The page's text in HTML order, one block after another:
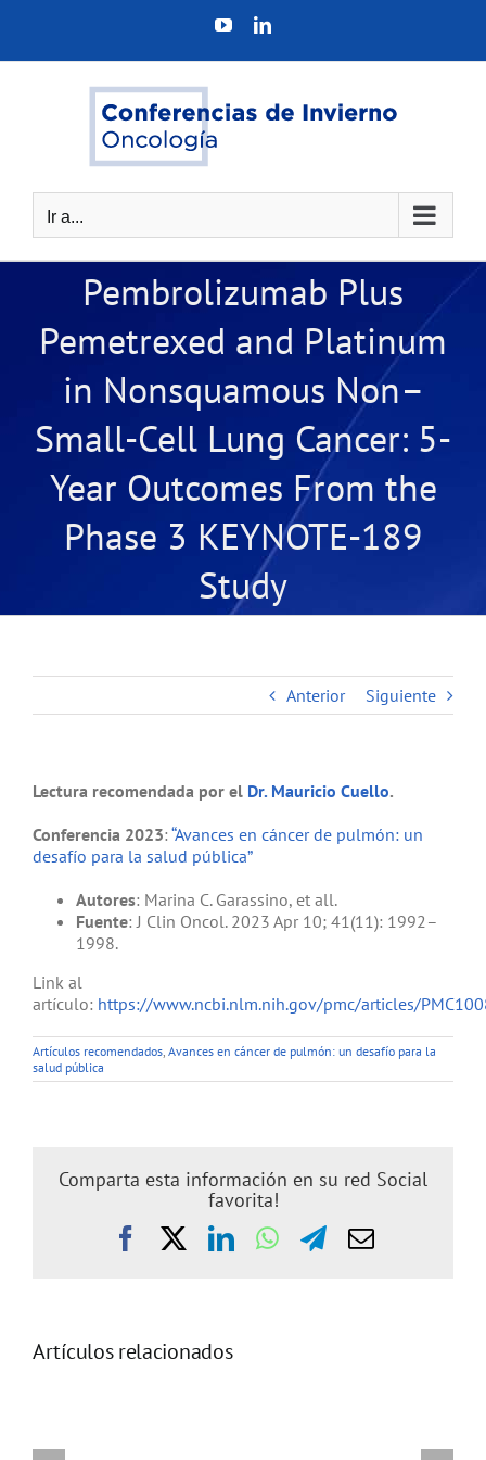
YouTubeLinkedIn
Ir a...
Pembrolizumab Plus
Pemetrexed and Platinum
in Nonsquamous Non–
Small-Cell Lung Cancer: 5-
Year Outcomes From the
Phase 3 KEYNOTE-189
Study
Anterior Siguiente
Lectura recomendada por el Dr. Mauricio Cuello.
Conferencia 2023: “Avances en cáncer de pulmón: un
desafío para la salud pública”
Autores: Marina C. Garassino, et all.
Fuente: J Clin Oncol. 2023 Apr 10; 41(11): 1992–
1998.
Link al
artículo: https://www.ncbi.nlm.nih.gov/pmc/articles/
Artículos recomendados, Avances en cáncer de pulmón: un desafío para la
salud pública
Comparta esta información en su red Social
favorita!
FacebookLinkedIn
WhatsApp
Telegram
Correo
Artículos relacionados
Hot